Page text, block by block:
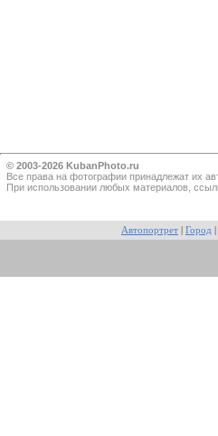
© 2003-2026 KubanPhoto.ru
Все прaва на фотографии принадлежат их
При использовании любых материалов,
Автопортрет Город